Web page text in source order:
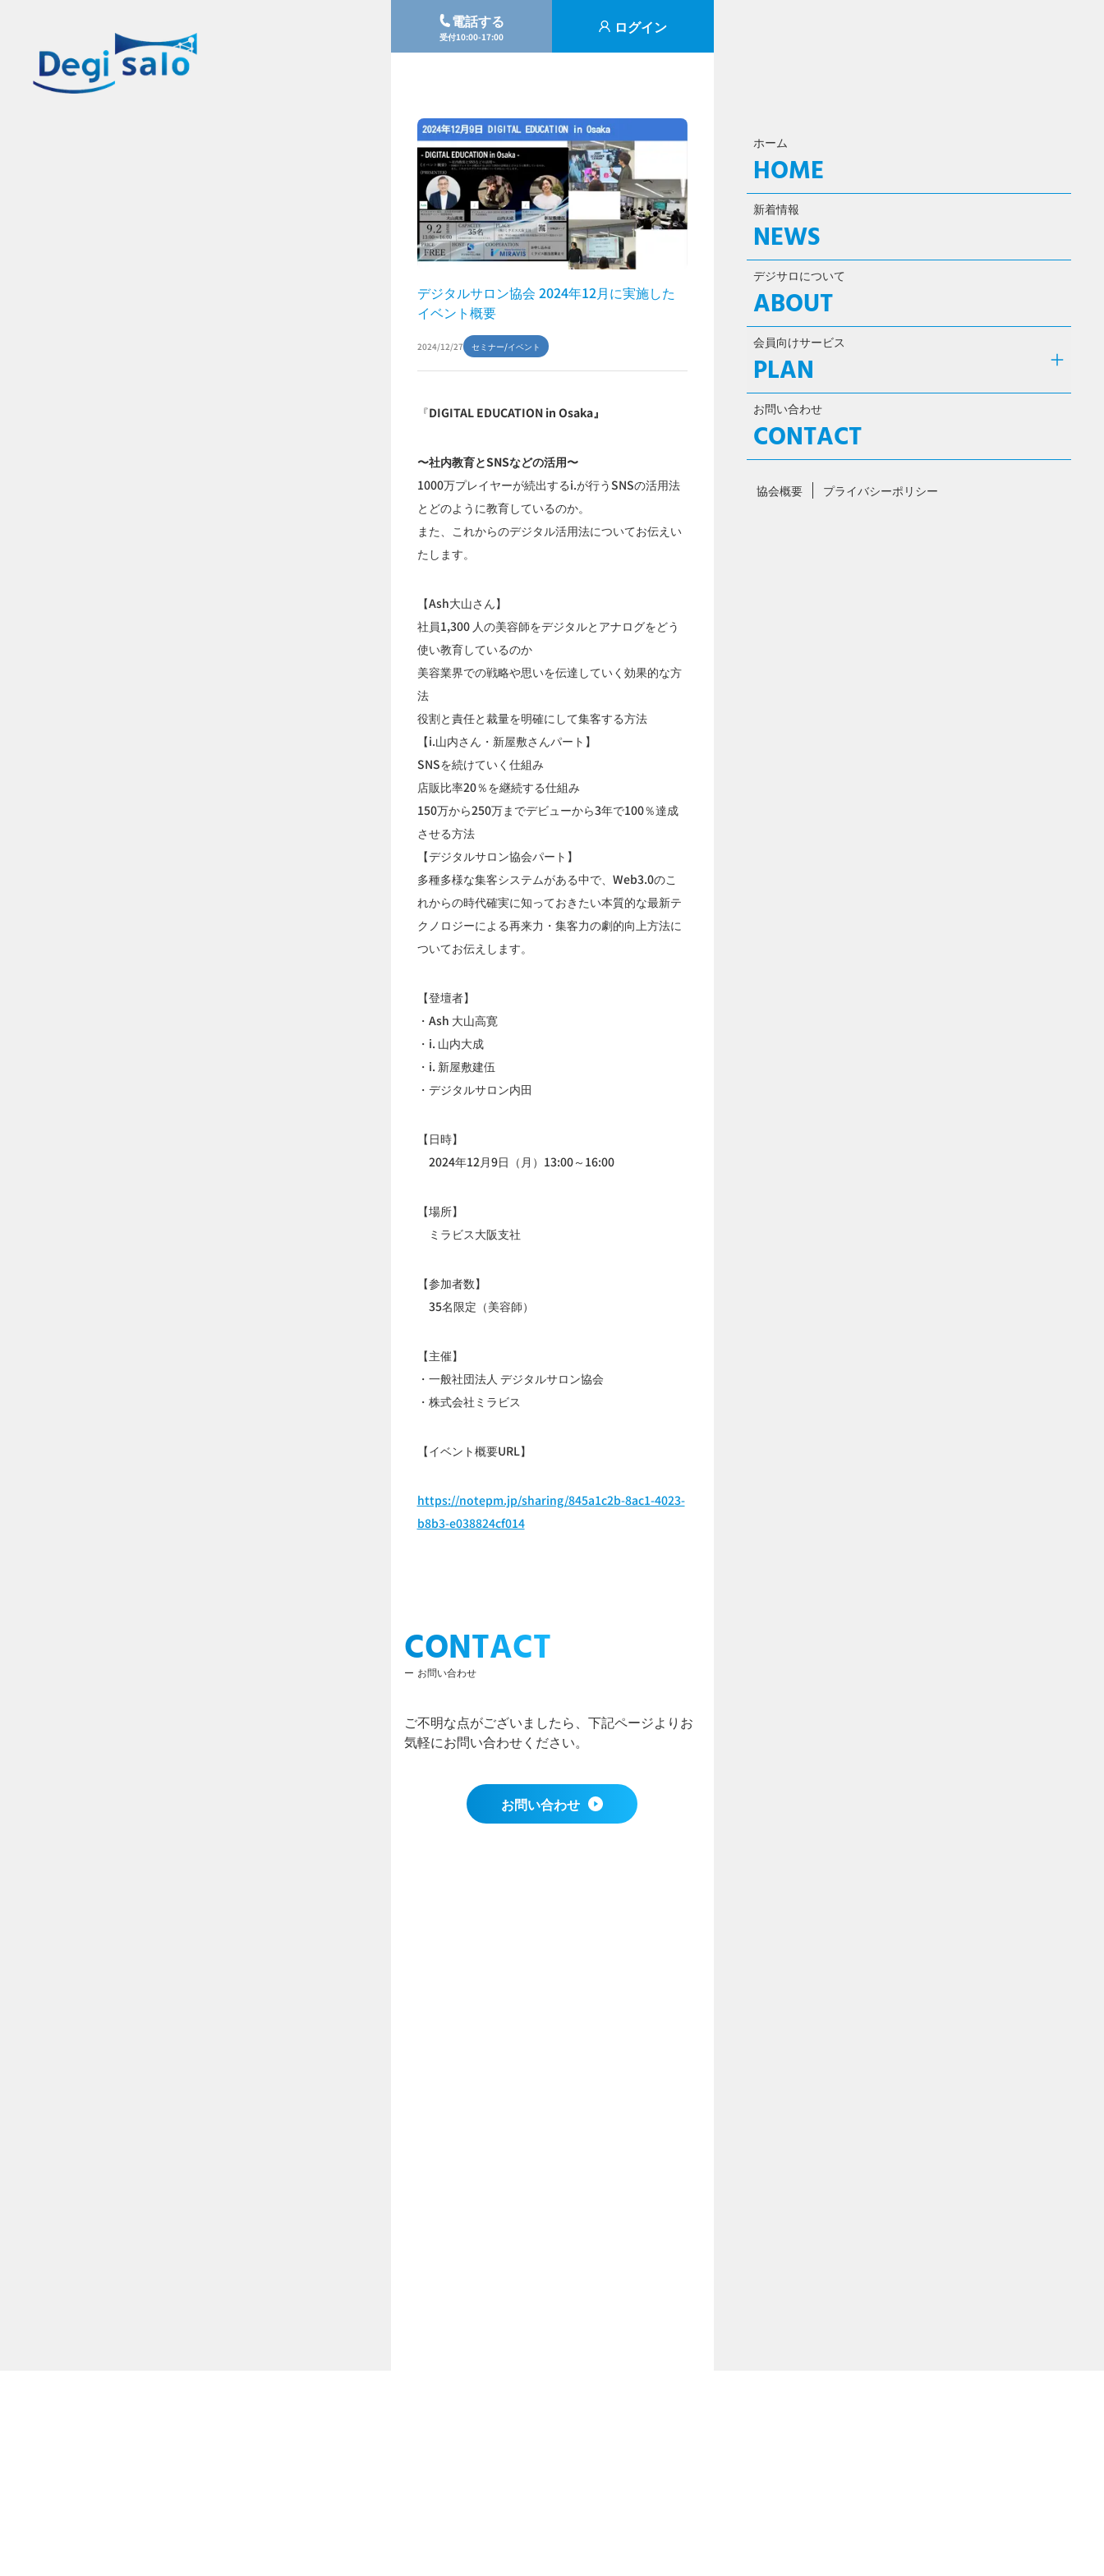
電話する
受付10:00-17:00 ログイン
デジタルサロン協会 2024年12月に実施した
イベント概要
2024/12/27 セミナー/イベント
『DIGITAL EDUCATION in Osaka』
〜社内教育とSNSなどの活用〜
1000万プレイヤーが続出するi.が行うSNSの活用法
とどのように教育しているのか。
また、これからのデジタル活用法についてお伝えい
たします。
【Ash大山さん】
社員1,300 人の美容師をデジタルとアナログをどう
使い教育しているのか
美容業界での戦略や思いを伝達していく効果的な方
法
役割と責任と裁量を明確にして集客する方法
【i.山内さん・新屋敷さんパート】
SNSを続けていく仕組み
店販比率20％を継続する仕組み
150万から250万までデビューから3年で100％達成
させる方法
【デジタルサロン協会パート】
多種多様な集客システムがある中で、Web3.0のこ
れからの時代確実に知っておきたい本質的な最新テ
クノロジーによる再来力・集客力の劇的向上方法に
ついてお伝えします。
【登壇者】
・Ash 大山高寛
・i. 山内大成
・i. 新屋敷建伍
・デジタルサロン内田
【日時】
2024年12月9日（月）13:00～16:00
【場所】
ミラビス大阪支社
【参加者数】
35名限定（美容師）
【主催】
・一般社団法人 デジタルサロン協会
・株式会社ミラビス
【イベント概要URL】
https://notepm.jp/sharing/845a1c2b-8ac1-4023-
b8b3-e038824cf014
CONTACT
お問い合わせ
ご不明な点がございましたら、下記ページよりお
気軽にお問い合わせください。
お問い合わせ
ホーム
HOME
新着情報
NEWS
デジサロについて
ABOUT
会員向けサービス
PLAN
お問い合わせ
CONTACT
協会概要 プライバシーポリシー